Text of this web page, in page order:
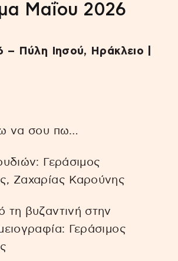
Μαΐου 2026
– Πύλη Ιησού, Ηράκλειο |
να σου πω…
Γεράσιμος
Ζαχαρίας Καρούνης
βυζαντινή στην
Γεράσιμος